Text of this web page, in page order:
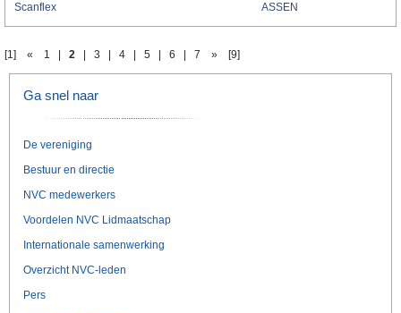
Scanflex ASSEN
[1] « 1 2 3 4 5 6 7 » [9]
Ga snel naar
De vereniging
Bestuur en directie
NVC medewerkers
Voordelen NVC Lidmaatschap
Internationale samenwerking
Overzicht NVC-leden
Pers